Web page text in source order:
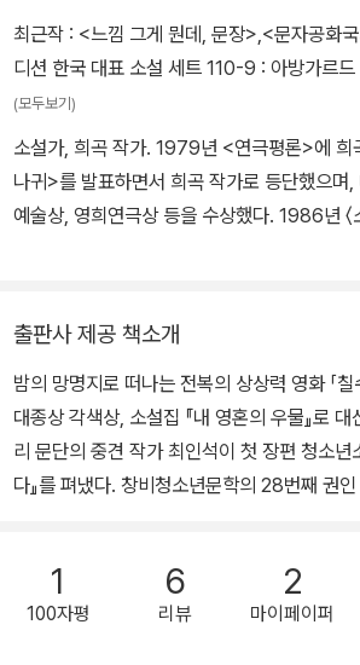
최근작 : <느낌 그게 뭔데, 문장> <문자공화
디션 한국 대표 소설 세트 110-9 : 아방가르
(모두보기)
소설가, 희곡 작가. 1979년 <연극평론>에 희
나귀>를 발표하면서 희곡 작가로 등단했으며
예술상, 영희연극상 등을 수상했다. 1986년 〈
의 기억》 등이 있고, 장편소설 《잠과 늪》 《새떼
가 산다》 《이상한 나라에서 온 스파이》 《그대
하는 날》 《투기꾼들을 위한 멤버십 트레이닝》
다.
출판사 제공 책소개
밤의 망명지로 떠나는 전복의 상상력 영화 「칠수와 만수」 시나리오로
대종상 각색상, 소설집 『내 영혼의 우물』로
리 문단의 중견 작가 최인석이 첫 장편 청소년
다』를 펴냈다. 창비청소년문학의 28번째 권
을 원조교제로 오해받아 학교에서 쫓겨난 교
‘금기’야말로 사랑의 본질이라는 과감한 화두를 던진다.
인석의 첫 장편 청소년소설 『약탈이 시작됐다
1
100자평
6
리뷰
2
마이페이퍼